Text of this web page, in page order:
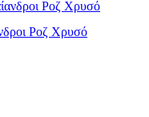
Ροζ Χρυσό